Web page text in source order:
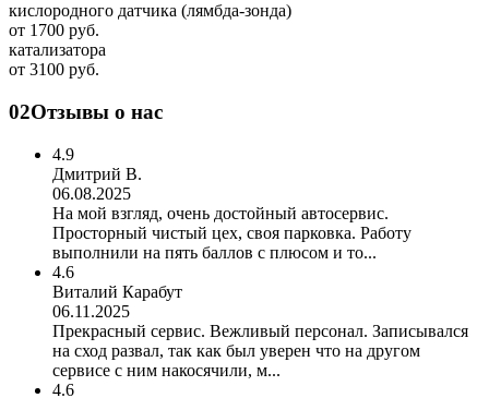
кислородного датчика (лямбда-зонда)
от 1700 руб.
катализатора
от 3100 руб.
02Отзывы о нас
4.9
Дмитрий В.
06.08.2025
На мой взгляд, очень достойный автосервис.
Просторный чистый цех, своя парковка. Работу
выполнили на пять баллов с плюсом и то...
4.6
Виталий Карабут
06.11.2025
Прекрасный сервис. Вежливый персонал. Записывался
на сход развал, так как был уверен что на другом
сервисе с ним накосячили, м...
4.6